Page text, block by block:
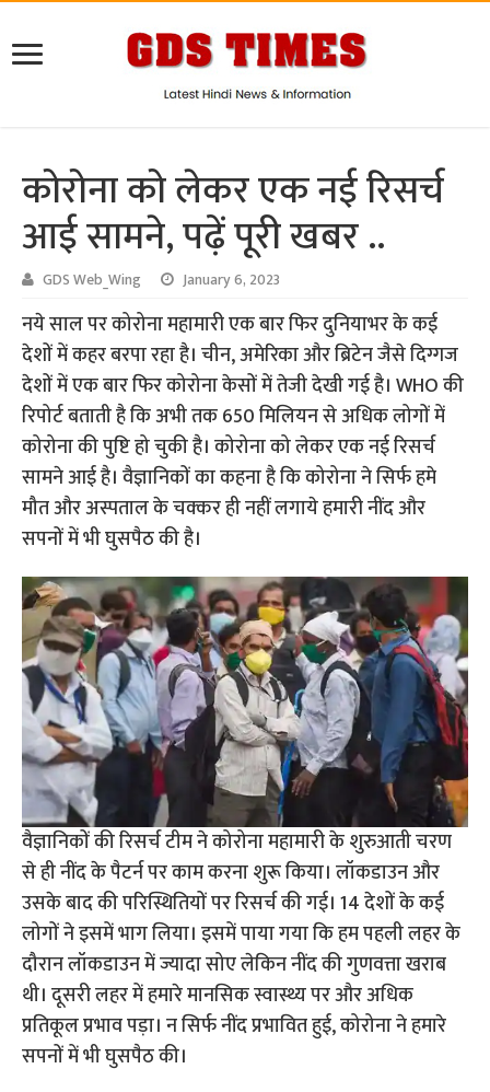
कोरोना को लेकर एक नई रिसर्च
आई सामने, पढ़ें पूरी खबर ..
GDS Web_Wing January 6, 2023
नये साल पर कोरोना महामारी एक बार फिर दुनियाभर के कई
देशों में कहर बरपा रहा है। चीन, अमेरिका और ब्रिटेन जैसे दिग्गज
देशों में एक बार फिर कोरोना केसों में तेजी देखी गई है। WHO की
रिपोर्ट बताती है कि अभी तक 650 मिलियन से अधिक लोगों में
कोरोना की पुष्टि हो चुकी है। कोरोना को लेकर एक नई रिसर्च
सामने आई है। वैज्ञानिकों का कहना है कि कोरोना ने सिर्फ हमे
मौत और अस्पताल के चक्कर ही नहीं लगाये हमारी नींद और
सपनों में भी घुसपैठ की है।
वैज्ञानिकों की रिसर्च टीम ने कोरोना महामारी के शुरुआती चरण
से ही नींद के पैटर्न पर काम करना शुरू किया। लॉकडाउन और
उसके बाद की परिस्थितियों पर रिसर्च की गई। 14 देशों के कई
लोगों ने इसमें भाग लिया। इसमें पाया गया कि हम पहली लहर के
दौरान लॉकडाउन में ज्यादा सोए लेकिन नींद की गुणवत्ता खराब
थी। दूसरी लहर में हमारे मानसिक स्वास्थ्य पर और अधिक
प्रतिकूल प्रभाव पड़ा। न सिर्फ नींद प्रभावित हुई, कोरोना ने हमारे
सपनों में भी घुसपैठ की।